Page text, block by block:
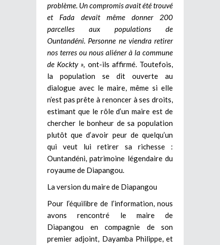
problème. Un compromis avait été trouvé
et Fada devait même donner 200
parcelles aux populations de
Ountandéni. Personne ne viendra retirer
nos terres ou nous aliéner à la commune
de Kockty », ont-ils affirmé. Toutefois,
la population se dit ouverte au
dialogue avec le maire, même si elle
n’est pas prête à renoncer à ses droits,
estimant que le rôle d’un maire est de
chercher le bonheur de sa population
plutôt que d’avoir peur de quelqu’un
qui veut lui retirer sa richesse :
Ountandéni, patrimoine légendaire du
royaume de Diapangou.
La version du maire de Diapangou
Pour l’équilibre de l’information, nous
avons rencontré le maire de
Diapangou en compagnie de son
premier adjoint, Dayamba Philippe, et